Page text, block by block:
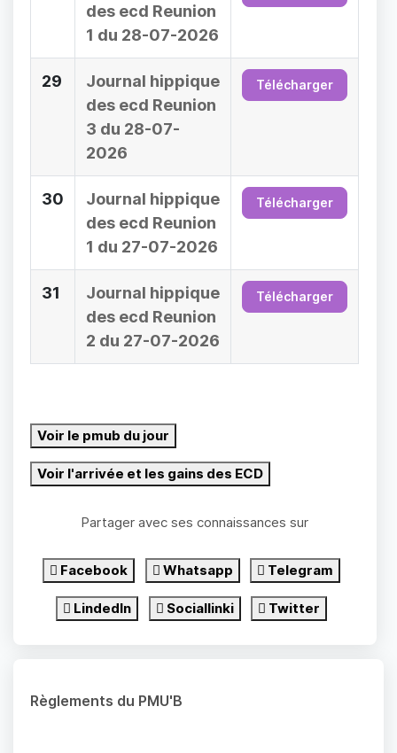
des ecd Reunion
1 du 28-07-2026
29
Journal hippique
des ecd Reunion
3 du 28-07-
2026
Télécharger
30
Journal hippique
des ecd Reunion
1 du 27-07-2026
Télécharger
31
Journal hippique
des ecd Reunion
2 du 27-07-2026
Télécharger
Voir le pmub du jour
Voir l'arrivée et les gains des ECD
Partager avec ses connaissances sur
Facebook Whatsapp Telegram
LindedIn Sociallinki Twitter
Règlements du PMU'B